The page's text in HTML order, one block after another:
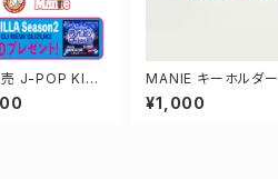
J-POP KILL
付き スペシャ
MANIE キーホルダー
¥1,000